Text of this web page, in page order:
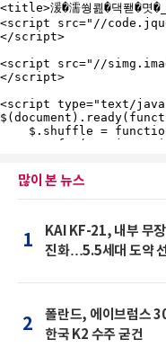
많이 본 뉴스
1
KAI KF-21, 내부 무
진화…5.5세대 도약
2
폴란드, 에이브럼스
한국 K2 수주 굳건